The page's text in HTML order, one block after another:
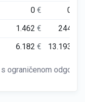
0€ 0
1.462€ 244
6.182€ 13.193
ograničenom